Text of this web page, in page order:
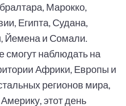
Марокко,
Египта, Судана,
Йемена и Сомали.
смогут наблюдать на
Африки, Европы и
регионов мира,
этот день